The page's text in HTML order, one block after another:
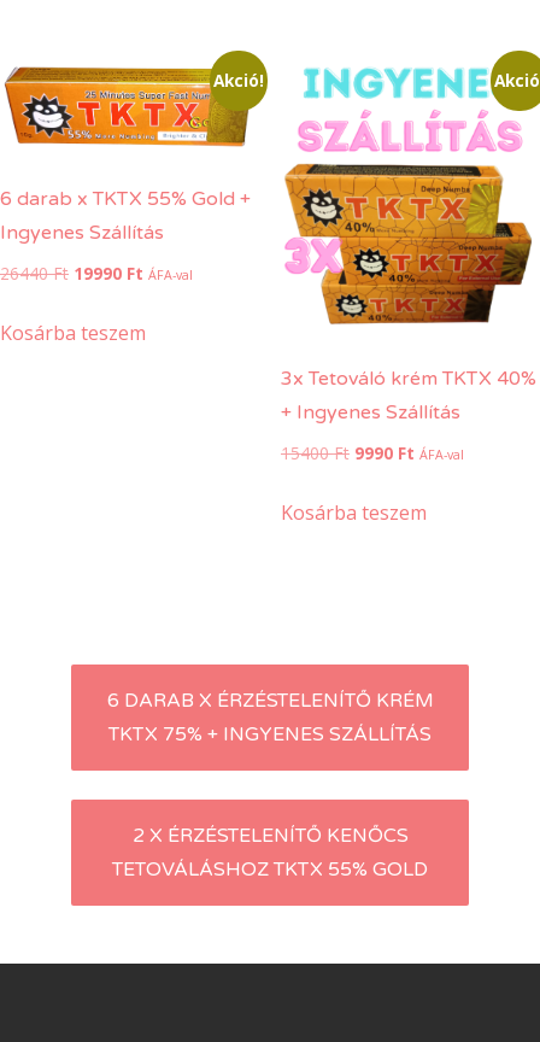
Akció!
6 darab x TKTX 55% Gold +
Ingyenes Szállítás
26440Ft Original
was:
19990 Ft Current
is:
ÁFA-val
Kosárba teszem
3x Tetováló krém TKTX 40%
+ Ingyenes Szállítás
15400Ft Original
was:
9990 FtCurrent
is:
ÁFA-val
Kosárba teszem
Post
navigation
6 DARAB X ÉRZÉSTELENÍTŐ KRÉM
TKTX 75% + INGYENES SZÁLLÍTÁS
2 X ÉRZÉSTELENÍTŐ KENŐCS
TETOVÁLÁSHOZ TKTX 55% GOLD